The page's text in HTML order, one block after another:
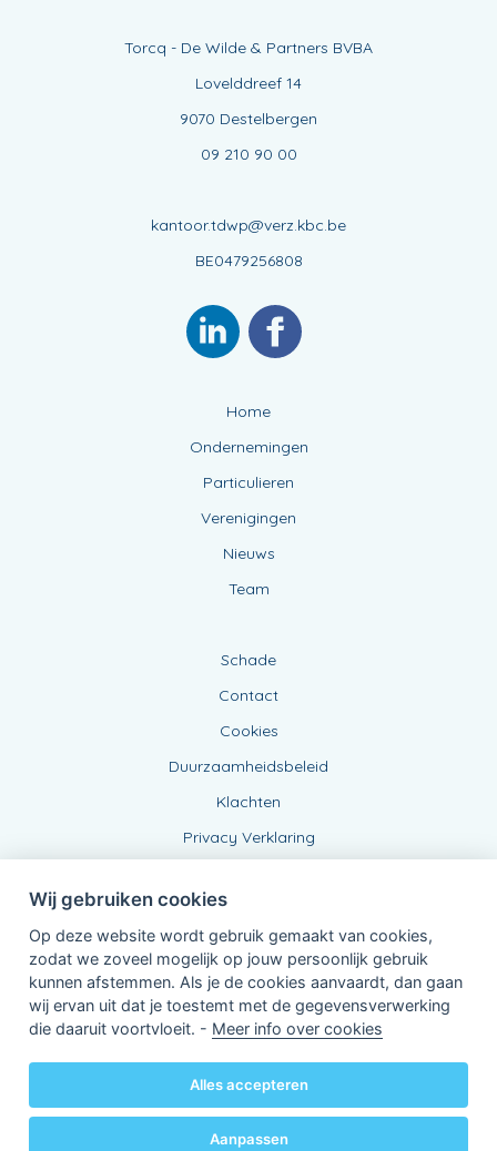
Torcq - De Wilde & Partners BVBA
Lovelddreef 14
9070 Destelbergen
09 210 90 00
kantoor.tdwp@verz.kbc.be
BE0479256808
Home
Ondernemingen
Particulieren
Verenigingen
Nieuws
Team
Schade
Contact
Cookies
Duurzaamheidsbeleid
Klachten
Privacy Verklaring
Verbonden Agent, BE0479256808
van KBC Verzekeringen nv
3000 Leuven - Belgie
BTW BE 0403.552.563 - RPR Leuven
Powered byKBC-Agent(versie 3.21.0)
© 2026 alle rechten voorbehouden
Wij gebruiken cookies
Op deze website wordt gebruik gemaakt van cookies,
zodat we zoveel mogelijk op jouw persoonlijk gebruik
kunnen afstemmen. Als je de cookies aanvaardt, dan gaan
wij ervan uit dat je toestemt met de gegevensverwerking
die daaruit voortvloeit. - Meer info over cookies
Alles accepteren
Aanpassen